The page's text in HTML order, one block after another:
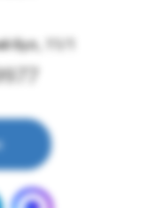
бул., 11/1